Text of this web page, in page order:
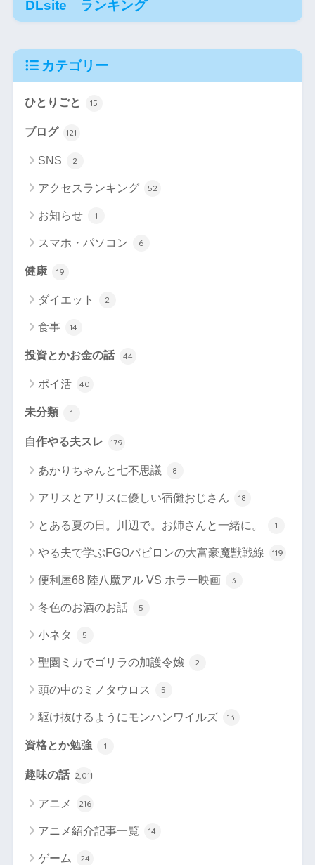
DLsite ランキング
カテゴリー
ひとりごと 15
ブログ 121
SNS 2
アクセスランキング 52
お知らせ 1
スマホ・パソコン 6
健康 19
ダイエット 2
食事 14
投資とかお金の話 44
ポイ活 40
未分類 1
自作やる夫スレ 179
あかりちゃんと七不思議 8
アリスとアリスに優しい宿儺おじさん 18
とある夏の日。川辺で。お姉さんと一緒に。 1
やる夫で学ぶFGOバビロンの大富豪魔獣戦線 119
便利屋68 陸八魔アル VS ホラー映画 3
冬色のお酒のお話 5
小ネタ 5
聖園ミカでゴリラの加護令嬢 2
頭の中のミノタウロス 5
駆け抜けるようにモンハンワイルズ 13
資格とか勉強 1
趣味の話 2,011
アニメ 216
アニメ紹介記事一覧 14
ゲーム 24